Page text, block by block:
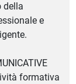
della
e
formativa